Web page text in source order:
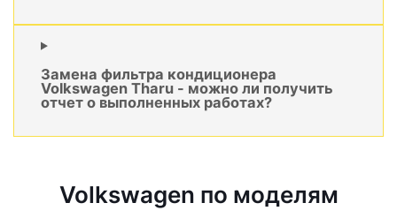
Замена фильтра кондиционера
Volkswagen Tharu - можно ли получить
отчет о выполненных работах?
Volkswagen по моделям